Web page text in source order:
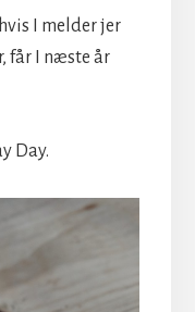
I melder jer
får I næste år
Day.